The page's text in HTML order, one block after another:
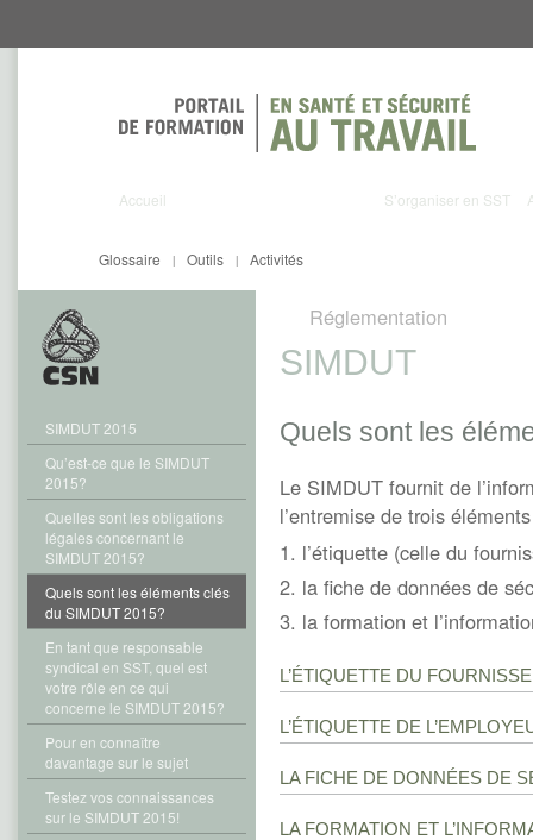
au
au
Accueil S’organiser en SST
Activités
Outils |
Glossaire |
SIMDUT 2015
Qu’est-ce que le SIMDUT
2015?
Quelles sont les obligations
légales concernant le
SIMDUT 2015?
Quels sont les éléments clés
du SIMDUT 2015?
En tant que responsable
syndical en SST, quel est
votre rôle en ce qui
concerne le SIMDUT 2015?
Pour en connaître
davantage sur le sujet
Testez vos connaissances
sur le SIMDUT 2015!
Réglementation
SIMDUT
Quels sont les
Le SIMDUT fournit de
l’entremise de trois
l’étiquette (celle du
la fiche de données de
la formation et
L’ÉTIQUETTE DU
L’ÉTIQUETTE DE
LA FICHE DE DONNÉES DE
LA FORMATION ET